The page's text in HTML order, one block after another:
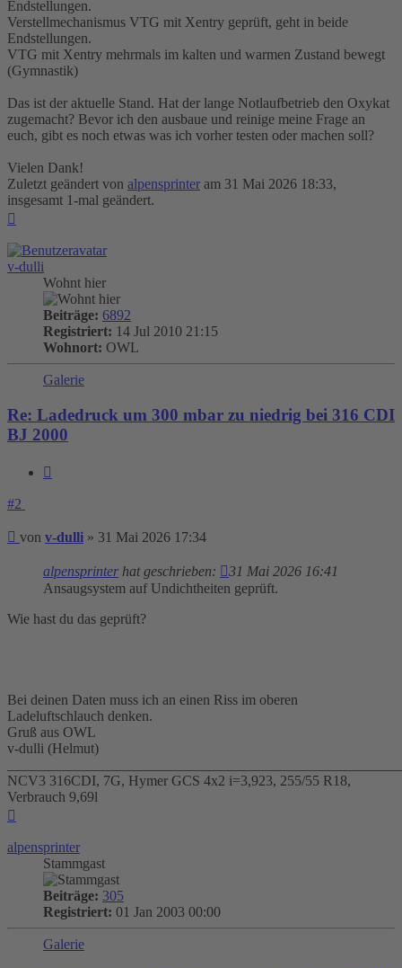
Endstellungen.
Verstellmechanismus VTG mit Xentry geprüft, geht in beide
Endstellungen.
VTG mit Xentry mehrmals im kalten und warmen Zustand bewegt
(Gymnastik)
Das ist der aktuelle Stand. Hat der lange Notlaufbetrieb den Oxykat
zugemacht? Bevor ich den ausbaue und reinige meine Frage an
euch, gibt es noch etwas was ich vorher testen oder machen soll?
Vielen Dank!
Zuletzt geändert von alpensprinter am 31 Mai 2026 18:33,
insgesamt 1-mal geändert.
v-dulli
Wohnt hier
Beiträge: 6892
Registriert: 14 Jul 2010 21:15
Wohnort: OWL
Galerie
Re: Ladedruck um 300 mbar zu niedrig bei 316 CDI
BJ 2000
#2
Beitrag
von v-dulli » 31 Mai 2026 17:34
alpensprinter hat geschrieben:
31 Mai 2026 16:41
Ansaugsystem auf Undichtheiten geprüft.
Wie hast du das geprüft?
Bei deinen Daten muss ich an einen Riss im oberen
Ladeluftschlauch denken.
Gruß aus OWL
v-dulli (Helmut)
NCV3 316CDI, 7G, Hymer GCS 4x2 i=3,923, 255/55 R18,
Verbrauch 9,69l
alpensprinter
Stammgast
Beiträge: 305
Registriert: 01 Jan 2003 00:00
Galerie